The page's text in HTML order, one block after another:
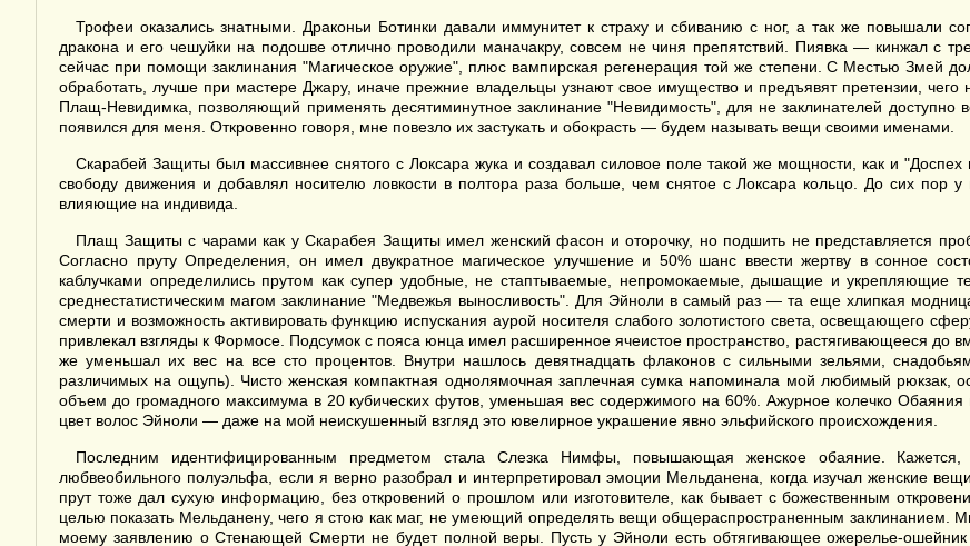
Трофеи оказались знатными. Драконьи Ботинки давали иммунитет к страху и сбиванию с ног, а так же повышали
дракона и его чешуйки на подошве отлично проводили маначакру, совсем не чиня препятствий. Пиявка — кинжал с
сейчас при помощи заклинания "Магическое оружие", плюс вампирская регенерация той же степени. С Местью Змей
обработать, лучше при мастере Джару, иначе прежние владельцы узнают свое имущество и предъявят претензии,
Плащ-Невидимка, позволяющий применять десятиминутное заклинание "Невидимость", для не заклинателей доступно
появился для меня. Откровенно говоря, мне повезло их застукать и обокрасть — будем называть вещи своими именами.
Скарабей Защиты был массивнее снятого с Локсара жука и создавал силовое поле такой же мощности, как и
свободу движения и добавлял носителю ловкости в полтора раза больше, чем снятое с Локсара кольцо. До сих пор
влияющие на индивида.
Плащ Защиты с чарами как у Скарабея Защиты имел женский фасон и оторочку, но подшить не представляется
Согласно пруту Определения, он имел двукратное магическое улучшение и 50% шанс ввести жертву в сонное
каблучками определились прутом как супер удобные, не стаптываемые, непромокаемые, дышащие и укрепляющие
среднестатистическим магом заклинание "Медвежья выносливость". Для Эйноли в самый раз — та еще хлипкая
смерти и возможность активировать функцию испускания аурой носителя слабого золотистого света, освещающего
привлекал взгляды к Формосе. Подсумок с пояса юнца имел расширенное ячеистое пространство, растягивающееся до
же уменьшал их вес на все сто процентов. Внутри нашлось девятнадцать флаконов с сильными зельями,
различимых на ощупь). Чисто женская компактная однолямочная заплечная сумка напоминала мой любимый рюкзак,
объем до громадного максимума в 20 кубических футов, уменьшая вес содержимого на 60%. Ажурное колечко
цвет волос Эйноли — даже на мой неискушенный взгляд это ювелирное украшение явно эльфийского происхождения.
Последним идентифицированным предметом стала Слезка Нимфы, повышающая женское обаяние.
любвеобильного полуэльфа, если я верно разобрал и интерпретировал эмоции Мельданена, когда изучал женские
прут тоже дал сухую информацию, без откровений о прошлом или изготовителе, как бывает с божественным
целью показать Мельданену, чего я стою как маг, не умеющий определять вещи общераспространенным заклинанием.
моему заявлению о Стенающей Смерти не будет полной веры. Пусть у Эйноли есть обтягивающее ожерелье-ошейник